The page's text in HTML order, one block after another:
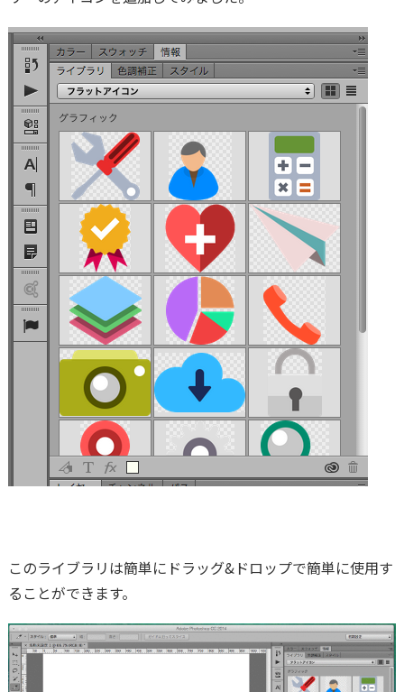
このライブラリは簡単にドラッグ&ドロップで簡単に使用す
ることができます。